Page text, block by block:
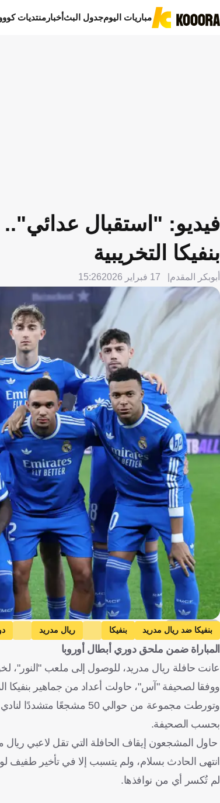
مباريات اليومجدول البثأخبار منتديات
فيديو: "استقبال
بنفيكا التخريبية
أبوبكر المقدم 17 فبراير 2026 15:26
Getty Images
بنفيكا ضد ريال مدريد بنفيكا ريال مدريد
المباراة ضمن ملحق دوري أبطال أوروبا
عانت حافلة ريال مدريد، للوصول إلى ملعب "النور"،
ووفقا لصحيفة "آس"، حاولت أعداد من جماهير بنفيكا
وتورطت مجموعة من
بحسب الصحيفة.
حاول المشجعون إيقاف الحافلة التي تقل لاعبي
انتهى الحادث بسلام، ولم يتسبب إلا في تأخير
لم تُكسر أي من نوافذها.